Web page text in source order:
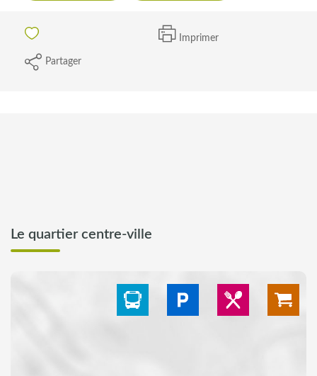
Imprimer
Partager
Le quartier centre-ville